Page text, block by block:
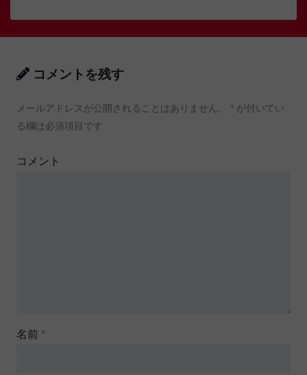
コメントを残す
メールアドレスが公開されることはありません。 * が付いてい
る欄は必須項目です
コメント
名前 *